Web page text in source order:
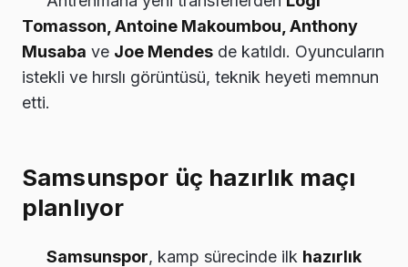
Tomasson, Antoine Makoumbou, Anthony
Musaba ve Joe Mendes de katıldı. Oyuncuların
istekli ve hırslı görüntüsü, teknik heyeti memnun
etti.
Samsunspor üç hazırlık maçı
planlıyor
Samsunspor, kamp sürecinde ilk hazırlık